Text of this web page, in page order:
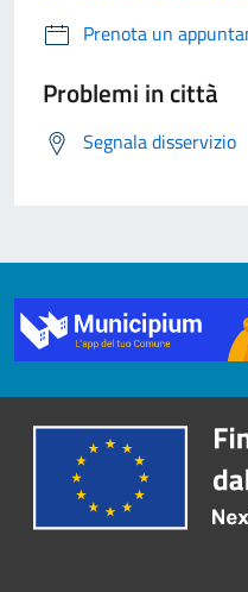
Prenota un
Problemi in città
Segnala disservizio